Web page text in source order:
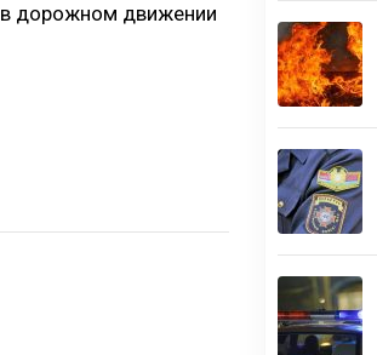
в дорожном движении